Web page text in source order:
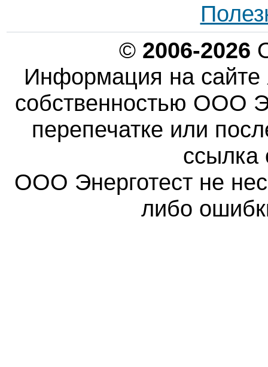
© 2006-2026
Информация на сайте
собственностью ООО
перепечатке или
ссылка
ООО Энерготест не
либо